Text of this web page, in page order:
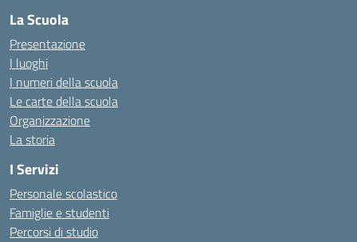
La Scuola
Presentazione
I luoghi
I numeri della scuola
Le carte della scuola
Organizzazione
La storia
I Servizi
Personale scolastico
Famiglie e studenti
Percorsi di studio